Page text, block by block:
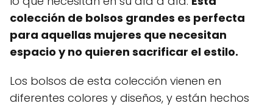
colección de bolsos grandes es perfecta
para aquellas mujeres que necesitan
espacio y no quieren sacrificar el estilo.
Los bolsos de esta colección vienen en
diferentes colores y diseños, y están hechos